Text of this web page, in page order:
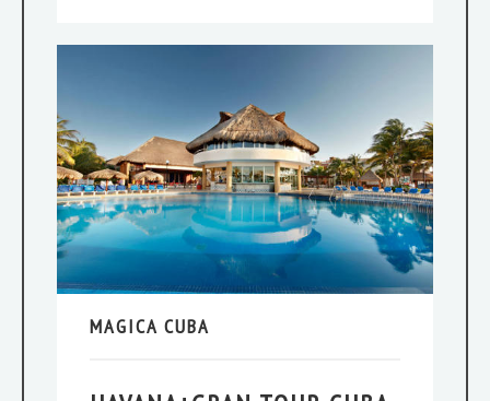
MAGICA CUBA